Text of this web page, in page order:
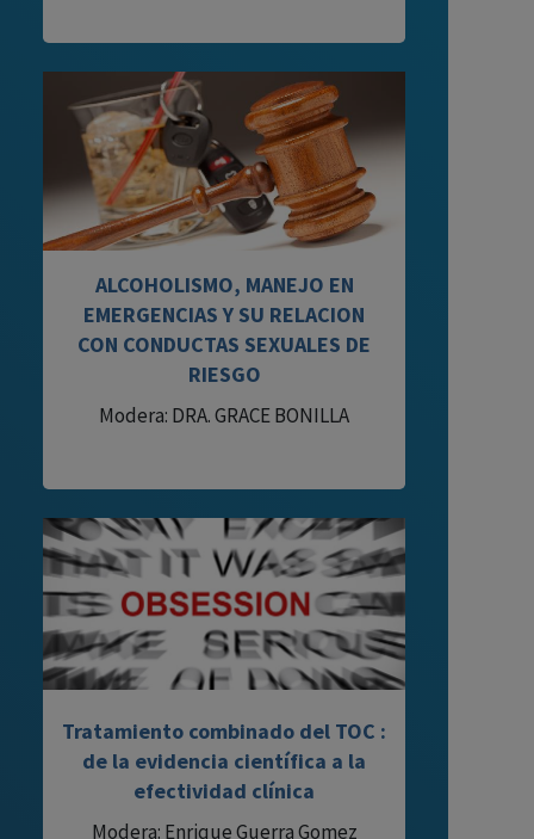
ALCOHOLISMO, MANEJO EN
EMERGENCIAS Y SU RELACION
CON CONDUCTAS SEXUALES DE
RIESGO
Modera: DRA. GRACE BONILLA
Tratamiento combinado del TOC :
de la evidencia científica a la
efectividad clínica
Modera: Enrique Guerra Gomez